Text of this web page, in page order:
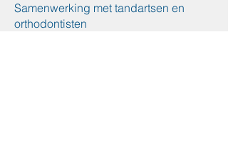
Samenwerking met tandartsen en
orthodontisten